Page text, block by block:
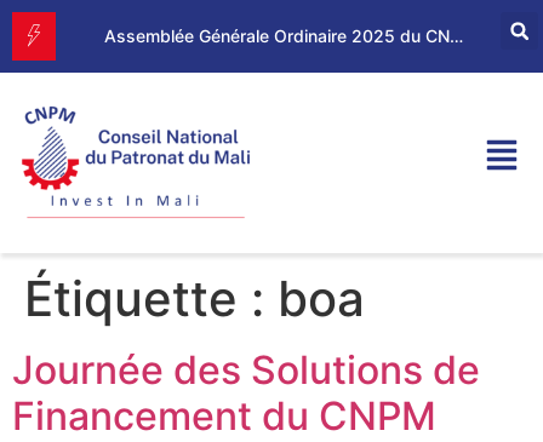
Assemblée Générale Ordinaire 2025 du CNPM
Étiquette : boa
Journée des Solutions de
Financement du CNPM